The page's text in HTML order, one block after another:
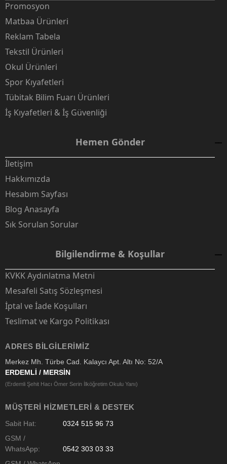
Promosyon
Matbaa Ürünleri
Reklam Tabela
Tekstil Ürünleri
Okul Ürünleri
Spor Kıyafetleri
Tübitak Bilim Fuarı Ürünleri
İş Kıyafetleri & İş Güvenliği
Hemen Gönder
İletişim
Hakkımızda
Hesabım Sayfası
Blog Anasayfa
Sık Sorulan Sorular
Bilgilendirme & Koşullar
KVKK Aydınlatma Metni
Mesafeli Satış Sözleşmesi
İptal ve İade Koşulları
Teslimat ve Kargo Politikası
ADRES BILGILERIMIZ
Merkez Mh. Türbe Cad. Kalaycı Apt. Altı No: 52/A
ERDEMLİ / MERSİN
(Erdemli Şehit Hacı Ömer Serin İlköğretim Okulu Yanı)
MÜŞTERI HIZMETLERI & DESTEK
Sabit Hat:
0324 515 96 73
GSM /
WhatsApp:
0542 303 03 33